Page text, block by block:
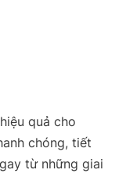
quả cho
chóng, tiết
từ những giai